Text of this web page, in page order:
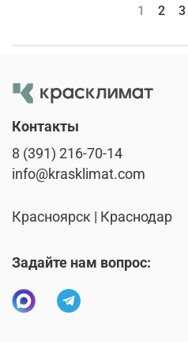
1 2 3
Контакты
8 (391) 216-70-14
info@krasklimat.com
Красноярск | Краснодар
Задайте нам вопрос: